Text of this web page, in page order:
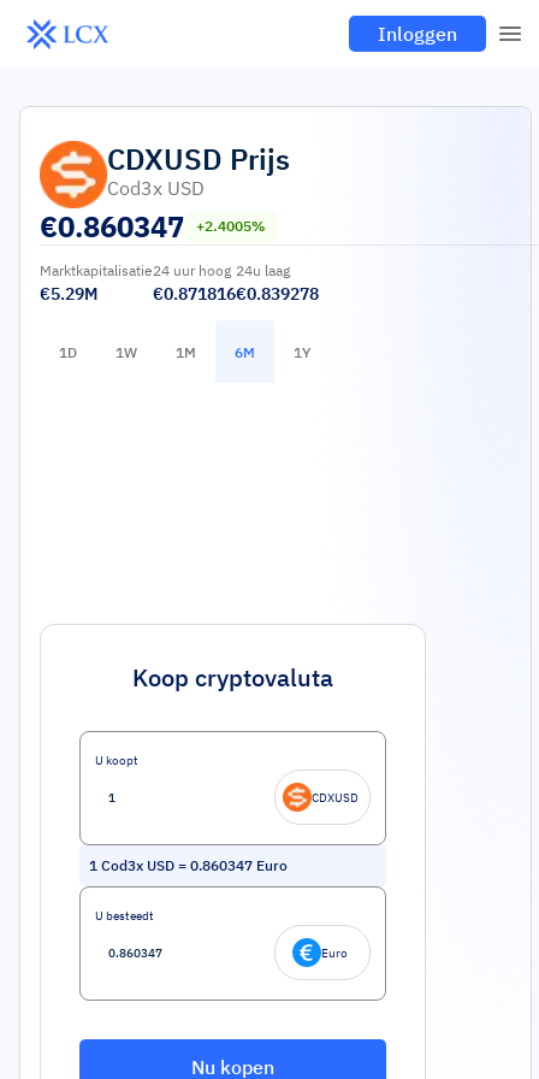
Inloggen
CDXUSD Prijs
Cod3x USD
€0.860347 +2.4005%
Marktkapitalisatie
€5.29M
24 uur hoog
€0.871816
24u laag
€0.839278
1D 1W 1M 6M 1Y
Koop cryptovaluta
U koopt
CDXUSD
1 Cod3x USD = 0.860347 Euro
U besteedt
Euro
Nu kopen